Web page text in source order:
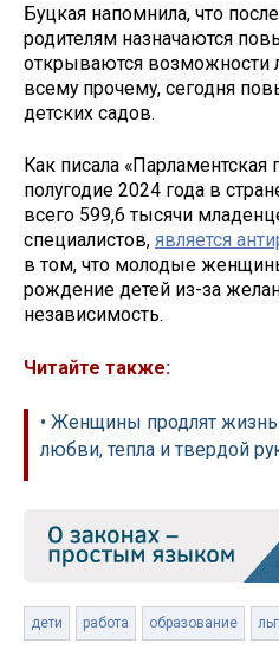
Буцкая напомнила, что
родителям назначаются
открываются возможности
всему прочему, сегодня
детских садов.
Как писала «Парламентская
полугодие 2024 года в
всего 599,6 тысячи
специалистов, является
в том, что молодые
рождение детей из-за
независимость.
Читайте также:
• Женщины продлят
любви, тепла и твердой
дети работа образование